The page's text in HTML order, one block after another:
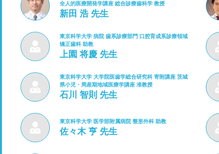
全人的医療開発学講座 総合診療歯科学 教授
新田 浩 先生
東京科学大学 病院 歯系診療部門 口腔育成系診療領域
矯正歯科 助教
上園 将慶 先生
東京科学大学 大学院医歯学総合研究科 寄附講座 茨城
県小児・周産期地域医療学講座 准教授
石川 智則 先生
東京科学大学 医学部附属病院 整形外科 助教
佐々木 亨 先生